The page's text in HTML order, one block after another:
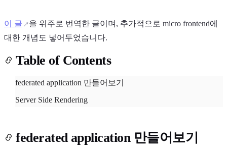
8°
이 글
을 위주로 번역한 글이며, 추가적으로 micro frontend에
대한 개념도 넣어두었습니다.
Table of Contents
federated application 만들어보기
Server Side Rendering
federated application 만들어보기